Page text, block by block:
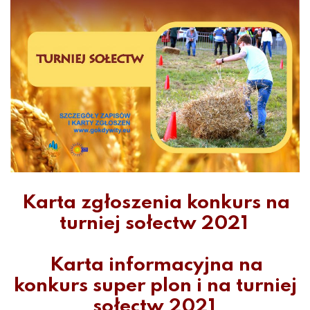
Karta zgłoszenia konkurs na
turniej sołectw 2021
Karta informacyjna na
konkurs super plon i na turniej